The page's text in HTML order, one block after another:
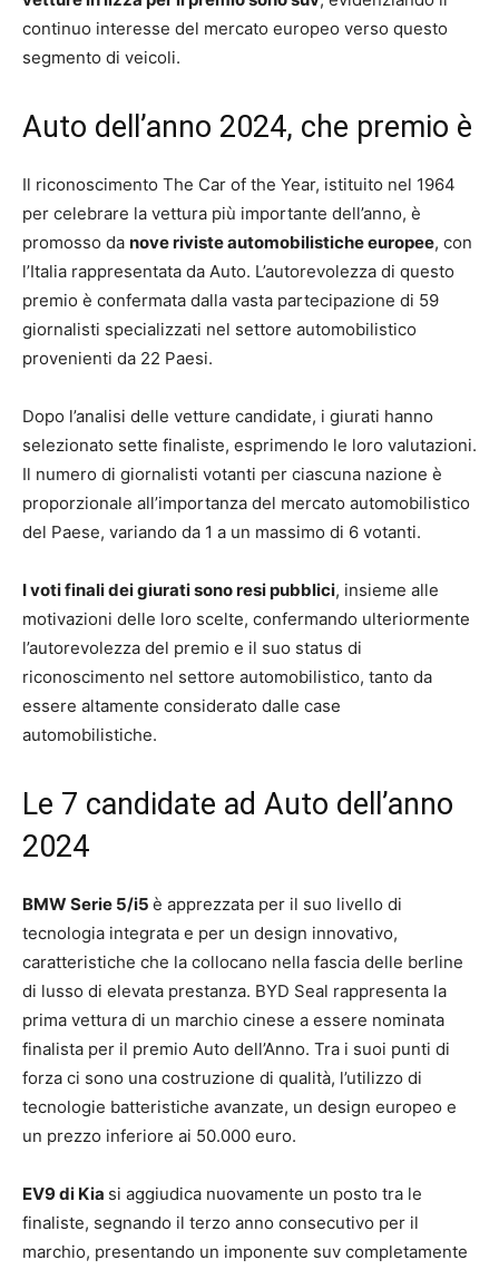
continuo interesse del mercato europeo verso questo
segmento di veicoli.
Auto dell’anno 2024, che premio è
Il riconoscimento The Car of the Year, istituito nel 1964
per celebrare la vettura più importante dell’anno, è
promosso da nove riviste automobilistiche europee, con
l’Italia rappresentata da Auto. L’autorevolezza di questo
premio è confermata dalla vasta partecipazione di 59
giornalisti specializzati nel settore automobilistico
provenienti da 22 Paesi.
Dopo l’analisi delle vetture candidate, i giurati hanno
selezionato sette finaliste, esprimendo le loro valutazioni.
Il numero di giornalisti votanti per ciascuna nazione è
proporzionale all’importanza del mercato automobilistico
del Paese, variando da 1 a un massimo di 6 votanti.
I voti finali dei giurati sono resi pubblici, insieme alle
motivazioni delle loro scelte, confermando ulteriormente
l’autorevolezza del premio e il suo status di
riconoscimento nel settore automobilistico, tanto da
essere altamente considerato dalle case
automobilistiche.
Le 7 candidate ad Auto dell’anno
2024
BMW Serie 5/i5 è apprezzata per il suo livello di
tecnologia integrata e per un design innovativo,
caratteristiche che la collocano nella fascia delle berline
di lusso di elevata prestanza. BYD Seal rappresenta la
prima vettura di un marchio cinese a essere nominata
finalista per il premio Auto dell’Anno. Tra i suoi punti di
forza ci sono una costruzione di qualità, l’utilizzo di
tecnologie batteristiche avanzate, un design europeo e
un prezzo inferiore ai 50.000 euro.
EV9 di Kia si aggiudica nuovamente un posto tra le
finaliste, segnando il terzo anno consecutivo per il
marchio, presentando un imponente suv completamente